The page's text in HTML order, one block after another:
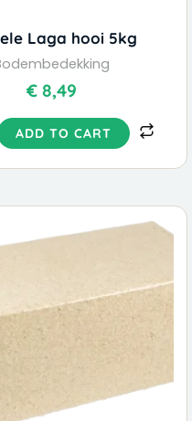
Laga hooi 5kg
€ 8,49
ADD TO CART